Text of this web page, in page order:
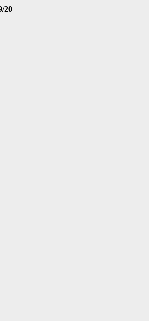
20